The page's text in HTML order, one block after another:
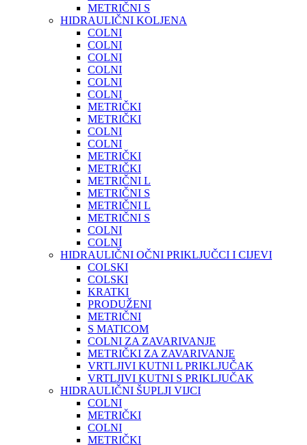
METRIČNI S
HIDRAULIČNI KOLJENA
COLNI
COLNI
COLNI
COLNI
COLNI
COLNI
METRIČKI
METRIČKI
COLNI
COLNI
METRIČKI
METRIČKI
METRIČNI L
METRIČNI S
METRIČNI L
METRIČNI S
COLNI
COLNI
HIDRAULIČNI OČNI PRIKLJUČCI I CIJEVI
COLSKI
COLSKI
KRATKI
PRODUŽENI
METRIČNI
S MATICOM
COLNI ZA ZAVARIVANJE
METRIČKI ZA ZAVARIVANJE
VRTLJIVI KUTNI L PRIKLJUČAK
VRTLJIVI KUTNI S PRIKLJUČAK
HIDRAULIČNI ŠUPLJI VIJCI
COLNI
METRIČKI
COLNI
METRIČKI